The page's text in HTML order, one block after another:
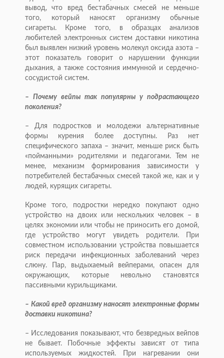
вывод, что вред бестабачных смесей не меньше
того, который наносят организму обычные
сигареты. Кроме того, в образцах анализов
любителей электронных систем доставки никотина
был выявлен низкий уровень молекул оксида азота –
этот показатель говорит о нарушении функции
дыхания, а также состояния иммунной и сердечно-
сосудистой систем.
– Почему вейпы так по­пулярны у подрастающего
поколения?
– Для подростков и молодежи альтернативные
формы курения более доступны. Раз нет
специфического запаха – значит, меньше риск быть
«пойманными» родителями и педагогами. Тем не
менее, механизм формирования зависимости у
потребителей бестабачных смесей такой же, как и у
людей, курящих сигареты.
Кроме того, подростки нередко покупают одно
устройство на двоих или нескольких человек – в
целях экономии или чтобы не приносить его домой,
где устройство могут увидеть родители. При
совместном использовании устройства повышается
риск передачи инфекционных заболеваний через
слюну. Пар, выдыхаемый вейперами, опасен для
окружающих, которые невольно становятся
пассивными курильщиками.
– Какой вред организму наносят электронные формы
доставки никотина?
– Исследования показывают, что безвредных вейпов
не бывает. Побочные эффекты зависят от типа
используемых жидкос­тей. При нагревании они